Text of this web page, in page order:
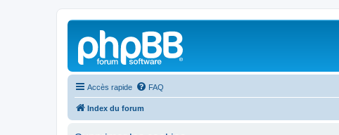
Accès rapide FAQ
Index du forum